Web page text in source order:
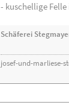
- kuschellige
Schäferei
josef-und-marliese-